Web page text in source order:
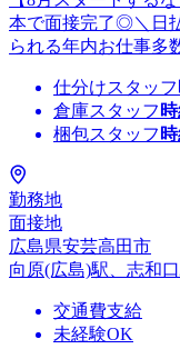
本で面接完了◎＼日
られる年内お仕事多
仕分けスタッフ
倉庫スタッフ
梱包スタッフ
勤務地
面接地
広島県安芸高田市
向原(広島)駅、志和
交通費支給
未経験OK